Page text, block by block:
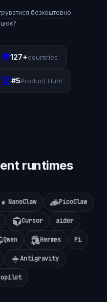
безкоштовно·
🌍127+countries
🏆#5Product Hunt
runtimes
NanoClaw PicoClaw
Cursor aider
Qwen Hermes Pi
Antigravity